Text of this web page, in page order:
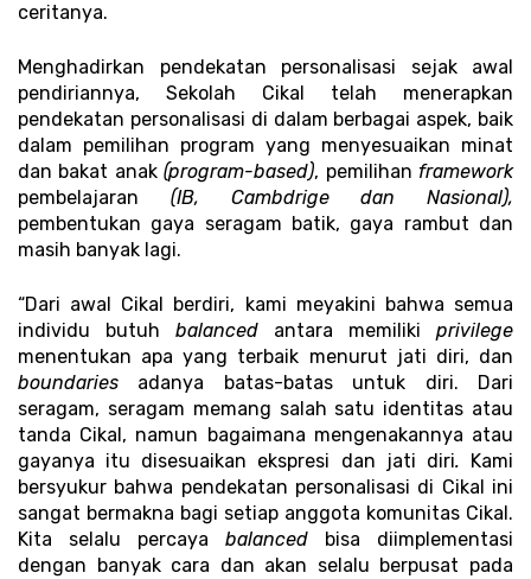
ceritanya.
Menghadirkan pendekatan personalisasi sejak awal
pendiriannya, Sekolah Cikal telah menerapkan
pendekatan personalisasi di dalam berbagai aspek, baik
dalam pemilihan program yang menyesuaikan minat
dan bakat anak (program-based), pemilihan framework
pembelajaran (IB, Cambdrige dan Nasional),
pembentukan gaya seragam batik, gaya rambut dan
masih banyak lagi.
“Dari awal Cikal berdiri, kami meyakini bahwa semua
individu butuh balanced antara memiliki privilege
menentukan apa yang terbaik menurut jati diri, dan
boundaries adanya batas-batas untuk diri. Dari
seragam, seragam memang salah satu identitas atau
tanda Cikal, namun bagaimana mengenakannya atau
gayanya itu disesuaikan ekspresi dan jati diri. Kami
bersyukur bahwa pendekatan personalisasi di Cikal ini
sangat bermakna bagi setiap anggota komunitas Cikal.
Kita selalu percaya balanced bisa diimplementasi
dengan banyak cara dan akan selalu berpusat pada